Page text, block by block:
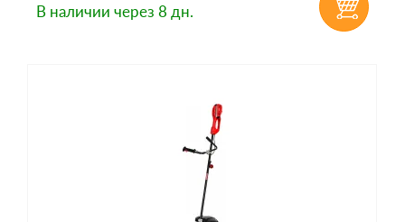
В наличии через 8 дн.